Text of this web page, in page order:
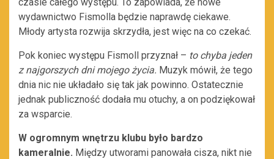
wydawnictwo Fismolla będzie naprawdę ciekawe.
Młody artysta rozwija skrzydła, jest więc na co czekać.
Pok koniec występu Fismoll przyznał – to chyba jeden
z najgorszych dni mojego życia. Muzyk mówił, że tego
dnia nic nie układało się tak jak powinno. Ostatecznie
jednak publiczność dodała mu otuchy, a on podziękował
za wsparcie.
W ogromnym wnętrzu klubu było bardzo
kameralnie. Między utworami panowała cisza, nikt nie